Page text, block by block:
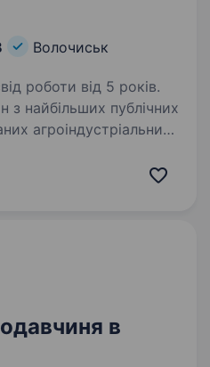
Волочиськ
роботи від 5 років.
з найбільших публічних
агроіндустріальних
в